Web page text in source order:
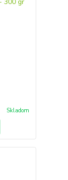
Skladom